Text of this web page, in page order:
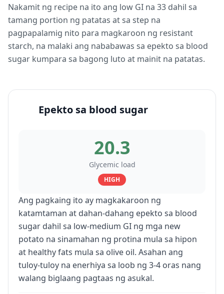
Nakamit ng recipe na ito ang low GI na 33 dahil sa
tamang portion ng patatas at sa step na
pagpapalamig nito para magkaroon ng resistant
starch, na malaki ang nababawas sa epekto sa blood
sugar kumpara sa bagong luto at mainit na patatas.
Epekto sa blood sugar
20.3
Glycemic load
HIGH
Ang pagkaing ito ay magkakaroon ng
katamtaman at dahan-dahang epekto sa blood
sugar dahil sa low-medium GI ng mga new
potato na sinamahan ng protina mula sa hipon
at healthy fats mula sa olive oil. Asahan ang
tuloy-tuloy na enerhiya sa loob ng 3-4 oras nang
walang biglaang pagtaas ng asukal.